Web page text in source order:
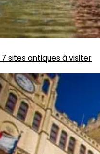
7 sites antiques à visiter